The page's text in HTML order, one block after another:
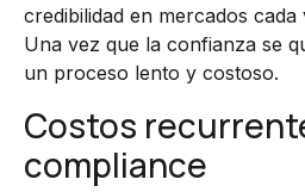
credibilidad en mercados
Una vez que la confianza se
un proceso lento y costoso.
Costos
compliance